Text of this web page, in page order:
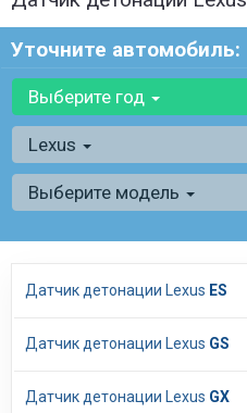
Уточните автомобиль:
Выберите год
Lexus
Выберите модель
Датчик детонации Lexus ES
Датчик детонации Lexus GS
Датчик детонации Lexus GX